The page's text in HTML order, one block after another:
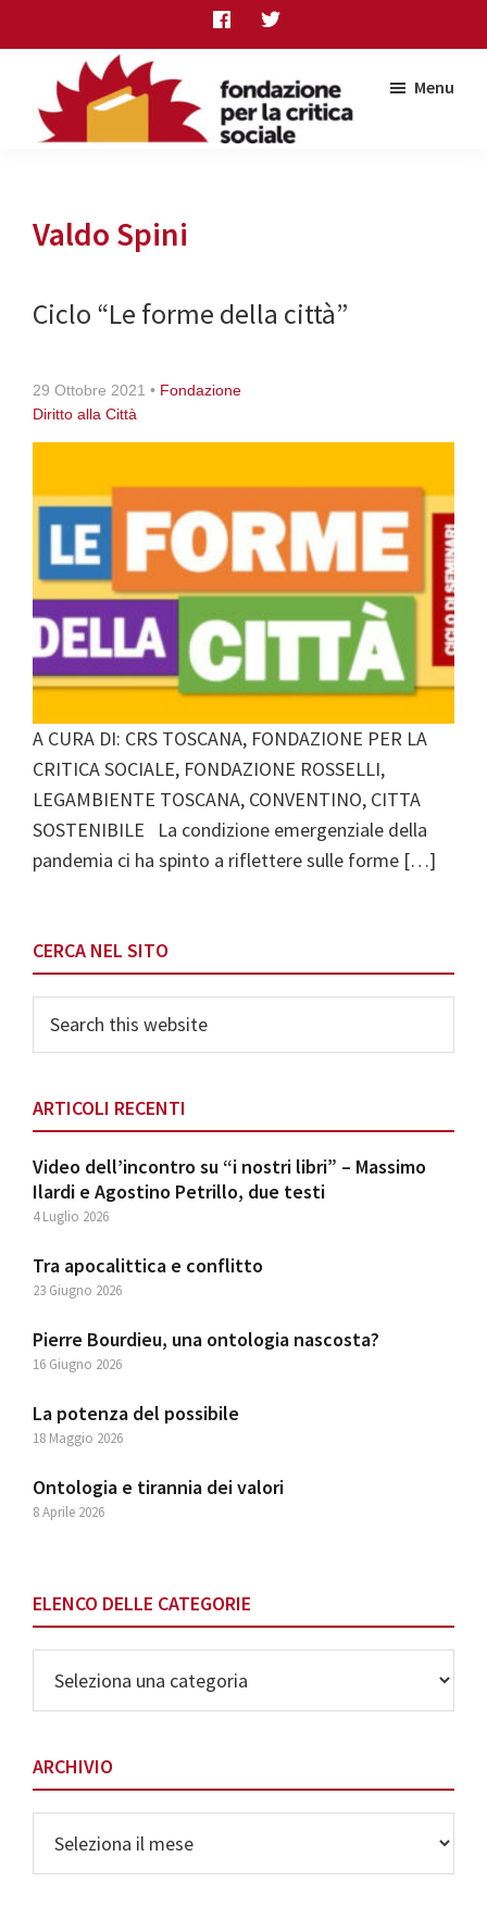
to
content
to
primary
sidebar
to
critica
sociale
Menu
Valdo Spini
Ciclo “Le forme della città”
29 Ottobre 2021 • Fondazione
Diritto alla Città
A CURA DI: CRS TOSCANA, FONDAZIONE PER LA
CRITICA SOCIALE, FONDAZIONE ROSSELLI,
LEGAMBIENTE TOSCANA, CONVENTINO, CITTA
SOSTENIBILE La condizione emergenziale della
pandemia ci ha spinto a riflettere sulle forme […]
Primary
Sidebar
CERCA NEL SITO
this
website
ARTICOLI RECENTI
Video dell’incontro su “i nostri libri” – Massimo
Ilardi e Agostino Petrillo, due testi
4 Luglio 2026
Tra apocalittica e conflitto
23 Giugno 2026
Pierre Bourdieu, una ontologia nascosta?
16 Giugno 2026
La potenza del possibile
18 Maggio 2026
Ontologia e tirannia dei valori
8 Aprile 2026
ELENCO DELLE CATEGORIE
delle
Categorie
ARCHIVIO